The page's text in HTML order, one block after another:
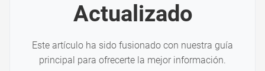
Actualizado
Este artículo ha sido fusionado con nuestra guía
principal para ofrecerte la mejor información.